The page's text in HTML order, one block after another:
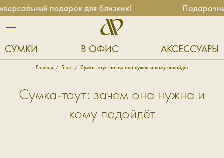
подарок для близких!
СУМКИ В ОФИС АКСЕССУАРЫ
Главная Блог Сумка-тоут: зачем она нужна и кому подойдёт
Сумка-тоут: зачем она нужна и
кому подойдёт